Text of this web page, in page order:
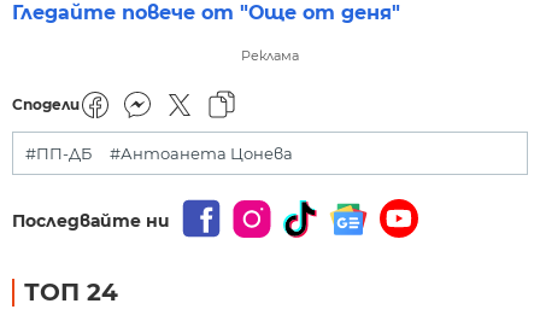
Гледайте повече от "Още от деня"
Реклама
Сподели
#ПП-ДБ #Антоанета Цонева
Последвайте ни
ТОП 24